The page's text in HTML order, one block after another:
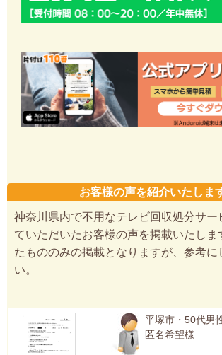
お客様の声を紹介いたしま
神奈川県内で不用なテレビ回収処分サー
ていただいたお客様の声を掲載いたしま
たもののみの掲載となりますが、参考に
い。
平塚市・50代男
匿名希望様